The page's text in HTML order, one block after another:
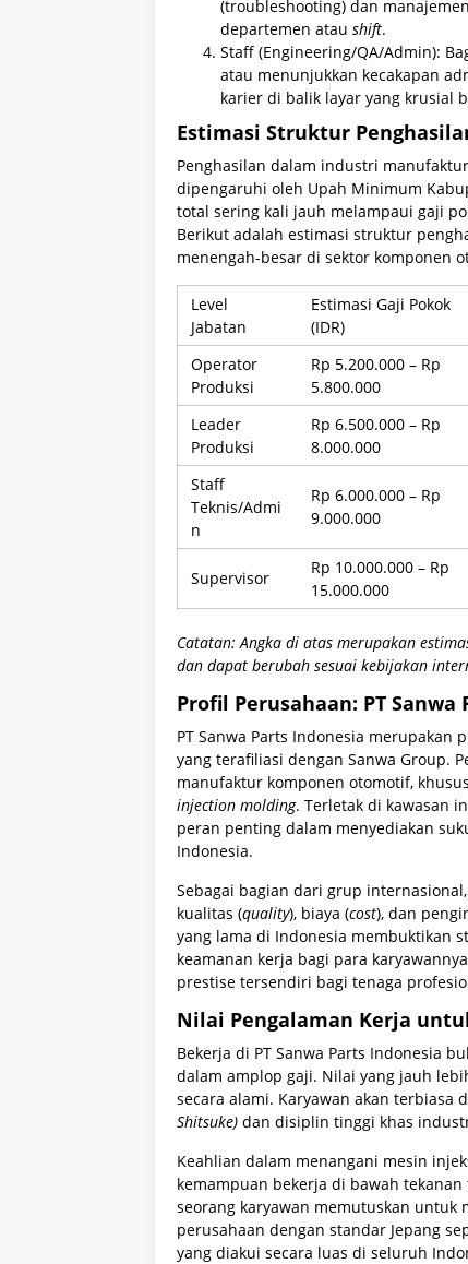
(troubleshooting) dan
departemen atau shift.
Staff (Engineering/QA/Admin):
atau menunjukkan kecakapan
karier di balik layar yang krusial
Estimasi Struktur
Penghasilan dalam industri
dipengaruhi oleh Upah Minimum
total sering kali jauh melampaui gaji
Berikut adalah estimasi struktur
menengah-besar di sektor komponen
Level
Jabatan
Estimasi Gaji Pokok
(IDR)
Operator
Produksi
Rp 5.200.000 – Rp
5.800.000
Leader
Produksi
Rp 6.500.000 – Rp
8.000.000
Staff
Teknis/Admi
n
Rp 6.000.000 – Rp
9.000.000
Supervisor
Rp 10.000.000 – Rp
15.000.000
Catatan: Angka di atas merupakan
dan dapat berubah sesuai kebijakan
Profil Perusahaan: PT Sanwa
PT Sanwa Parts Indonesia merupakan
yang terafiliasi dengan Sanwa Group.
manufaktur komponen otomotif,
injection molding. Terletak di kawasan
peran penting dalam menyediakan
Indonesia.
Sebagai bagian dari grup
kualitas (quality), biaya (cost), dan
yang lama di Indonesia membuktikan
keamanan kerja bagi para
prestise tersendiri bagi tenaga
Nilai Pengalaman Kerja
Bekerja di PT Sanwa Parts Indonesia
dalam amplop gaji. Nilai yang jauh
secara alami. Karyawan akan terbiasa
Shitsuke) dan disiplin tinggi khas
Keahlian dalam menangani mesin
kemampuan bekerja di bawah
seorang karyawan memutuskan untuk
perusahaan dengan standar Jepang
yang diakui secara luas di seluruh